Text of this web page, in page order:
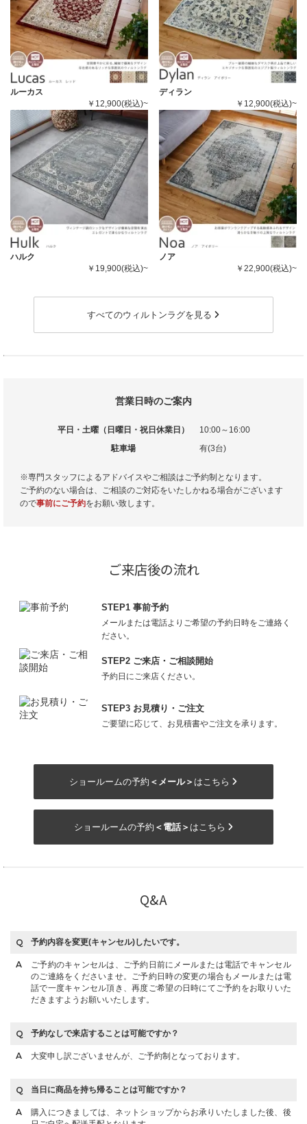
ルーカス
￥12,900(税込)~
ディラン
￥12,900(税込)~
ハルク
￥19,900(税込)~
ノア
￥22,900(税込)~
すべてのウィルトンラグを見る
営業日時のご案内
平日・土曜（日曜日・祝日休業日）
10:00～16:00
駐車場
有(3台)
※専門スタッフによるアドバイスやご相談はご予約制となります。
ご予約のない場合は、ご相談のご対応をいたしかねる場合がございます
ので事前にご予約をお願い致します。
ご来店後の流れ
STEP1 事前予約
メールまたは電話よりご希望の予約日時をご連絡く
ださい。
STEP2 ご来店・ご相談開始
予約日にご来店ください。
STEP3 お見積り・ご注文
ご要望に応じて、お見積書やご注文を承ります。
ショールームの予約 ＜メール＞ はこちら
ショールームの予約 ＜電話＞ はこちら
Q&A
予約内容を変更(キャンセル)したいです。
ご予約のキャンセルは、ご予約日前にメールまたは電話でキャンセル
のご連絡をくださいませ。ご予約日時の変更の場合もメールまたは電
話で一度キャンセル頂き、再度ご希望の日時にてご予約をお取りいた
だきますようお願いいたします。
予約なしで来店することは可能ですか？
大変申し訳ございませんが、ご予約制となっております。
当日に商品を持ち帰ることは可能ですか？
購入につきましては、ネットショップからお承りいたしました後、後